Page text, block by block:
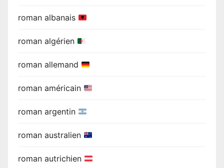
roman albanais
roman algérien
roman allemand
roman américain
roman argentin
roman australien
roman autrichien